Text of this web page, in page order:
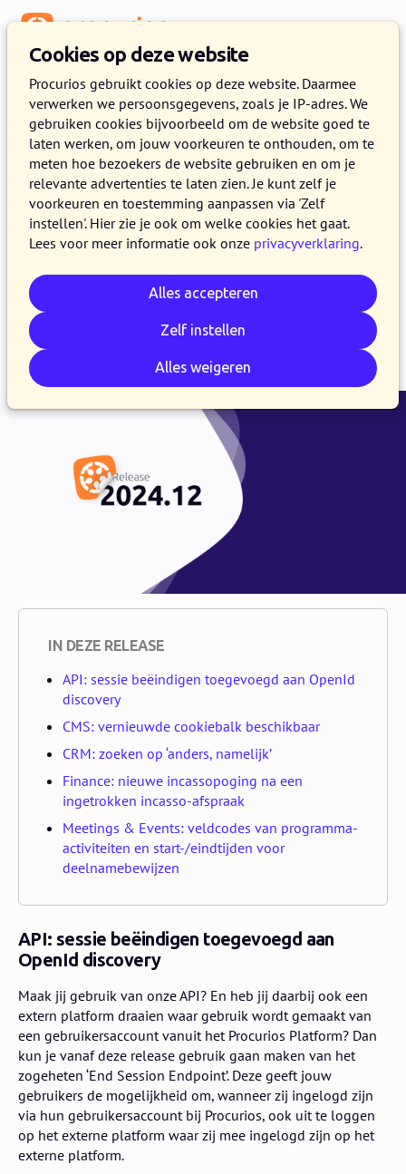
Cookies op deze website
Procurios gebruikt cookies op deze website. Daarmee
verwerken we persoonsgegevens, zoals je IP-adres. We
gebruiken cookies bijvoorbeeld om de website goed te
laten werken, om jouw voorkeuren te onthouden, om te
meten hoe bezoekers de website gebruiken en om je
relevante advertenties te laten zien. Je kunt zelf je
voorkeuren en toestemming aanpassen via 'Zelf
instellen'. Hier zie je ook om welke cookies het gaat.
Lees voor meer informatie ook onze privacyverklaring.
Alles accepteren
Zelf instellen
Alles weigeren
Release 2024.12
12 NOVEMBER 2024 5 MINUTEN LEZEN
Vanaf 12 november 2024 maken alle klanten
van het Procurios Platform gebruik van release
2024.12. In dit blog lees je wat er nieuw is en
wat er is verbeterd. Kijk voor meer informatie
over de verschillende versies van het platform
op derelease pagina.
E-mail
IN DEZE RELEASE
API: sessie beëindigen toegevoegd aan OpenId
discovery
CMS: vernieuwde cookiebalk beschikbaar
CRM: zoeken op ‘anders, namelijk’
Finance: nieuwe incassopoging na een
ingetrokken incasso-afspraak
Meetings & Events: veldcodes van programma-
activiteiten en start-/eindtijden voor
deelnamebewijzen
API: sessie beëindigen toegevoegd aan
OpenId discovery
Maak jij gebruik van onze API? En heb jij daarbij ook een
extern platform draaien waar gebruik wordt gemaakt van
een gebruikersaccount vanuit het Procurios Platform? Dan
kun je vanaf deze release gebruik gaan maken van het
zogeheten ‘End Session Endpoint’. Deze geeft jouw
gebruikers de mogelijkheid om, wanneer zij ingelogd zijn
via hun gebruikersaccount bij Procurios, ook uit te loggen
op het externe platform waar zij mee ingelogd zijn op het
externe platform.